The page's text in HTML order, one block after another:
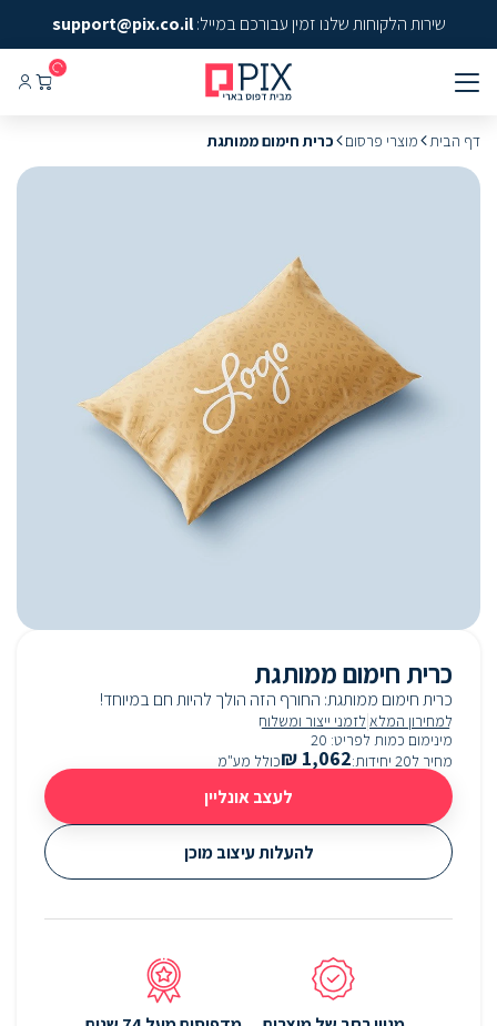
שירות הלקוחות שלנו זמין עבורכם במייל:support@pix.co.il
דף הבית מוצרי פרסום כרית חימום ממותגת
כרית חימום ממותגת
כרית חימום ממותגת: החורף הזה הולך להיות חם במיוחד!
למחירון המלא|לזמני ייצור ומשלוח
מינימום כמות לפריט:
20
מחיר ל20 יחידות
:
1,062
₪כולל מע"מ
לעצב אונליין
להעלות עיצוב מוכן